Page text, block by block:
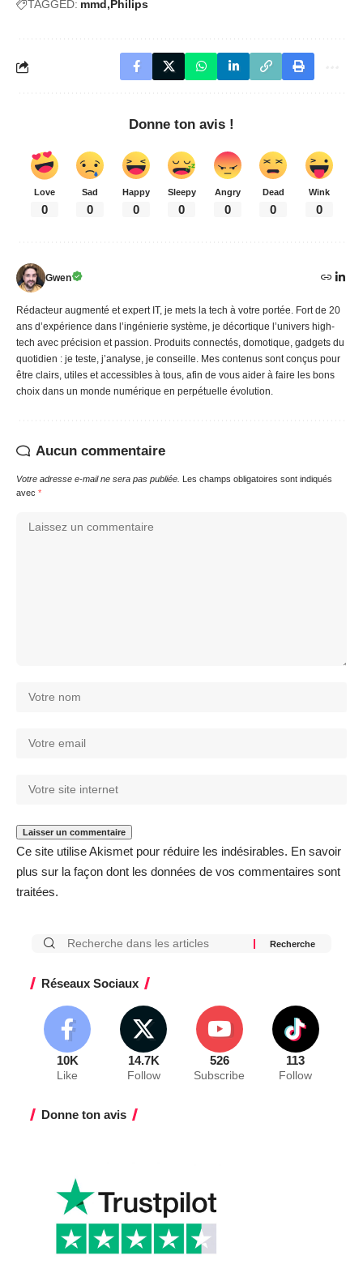
TAGGED: mmd Philips
Donne ton avis !
Love
0
Sad
0
Happy
0
Sleepy
0
Angry
0
Dead
0
Wink
0
Gwen
Rédacteur augmenté et expert IT, je mets la tech à votre portée. Fort de 20
ans d’expérience dans l’ingénierie système, je décortique l’univers high-
tech avec précision et passion. Produits connectés, domotique, gadgets du
quotidien : je teste, j’analyse, je conseille. Mes contenus sont conçus pour
être clairs, utiles et accessibles à tous, afin de vous aider à faire les bons
choix dans un monde numérique en perpétuelle évolution.
Aucun commentaire
Votre adresse e-mail ne sera pas publiée. Les champs obligatoires sont indiqués
avec *
Ce site utilise Akismet pour réduire les indésirables. En savoir
plus sur la façon dont les données de vos commentaires sont
traitées.
Réseaux Sociaux
10K
Like
14.7K
Follow
526
Subscribe
113
Follow
Donne ton avis